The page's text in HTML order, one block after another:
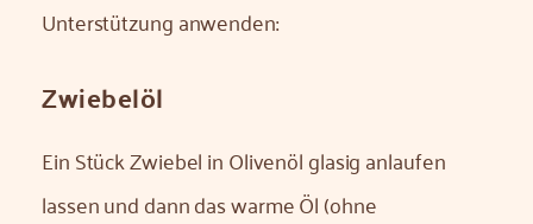
Unterstützung anwenden:
Zwiebelöl
Ein Stück Zwiebel in Olivenöl glasig anlaufen
lassen und dann das warme Öl (ohne